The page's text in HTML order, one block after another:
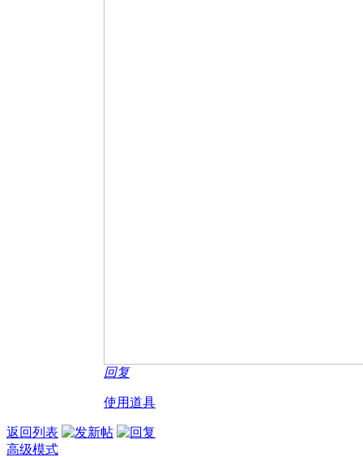
回复
使用道具
返回列表
高级模式